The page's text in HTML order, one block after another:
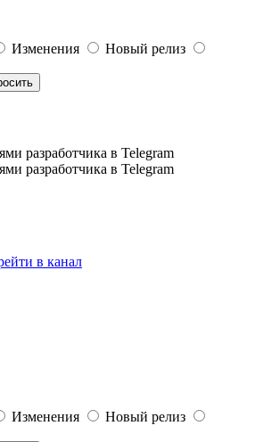
Изменения
Новый релиз
разработчика в Telegram
разработчика в Telegram
в канал
Изменения
Новый релиз